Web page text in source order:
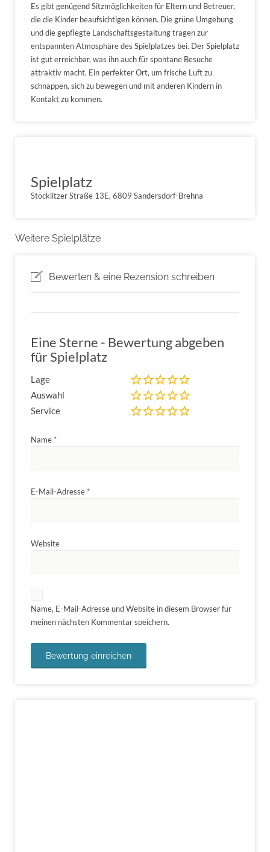
Es gibt genügend Sitzmöglichkeiten für Eltern und Betreuer,
die die Kinder beaufsichtigen können. Die grüne Umgebung
und die gepflegte Landschaftsgestaltung tragen zur
entspannten Atmosphäre des Spielplatzes bei. Der Spielplatz
ist gut erreichbar, was ihn auch für spontane Besuche
attraktiv macht. Ein perfekter Ort, um frische Luft zu
schnappen, sich zu bewegen und mit anderen Kindern in
Kontakt zu kommen.
Spielplatz
Stöcklitzer Straße 13E, 6809 Sandersdorf-Brehna
Weitere Spielplätze
Bewerten & eine Rezension schreiben
Eine Sterne - Bewertung abgeben
für Spielplatz
Lage
Auswahl
Service
Name *
E-Mail-Adresse *
Website
Name, E-Mail-Adresse und Website in diesem Browser für
meinen nächsten Kommentar speichern.